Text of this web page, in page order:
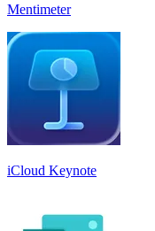
Mentimeter
iCloud Keynote